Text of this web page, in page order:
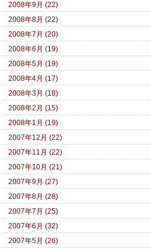
2008年9月 (22)
2008年8月 (22)
2008年7月 (20)
2008年6月 (19)
2008年5月 (19)
2008年4月 (17)
2008年3月 (18)
2008年2月 (15)
2008年1月 (19)
2007年12月 (22)
2007年11月 (22)
2007年10月 (21)
2007年9月 (27)
2007年8月 (28)
2007年7月 (25)
2007年6月 (32)
2007年5月 (26)